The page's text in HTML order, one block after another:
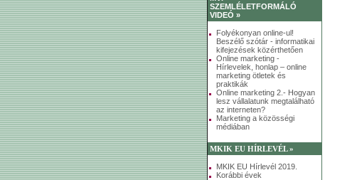
SZEMLÉLETFORMÁLÓ
VIDEÓ »
Folyékonyan online-ul!
Beszélő szótár - informatikai
kifejezések közérthetően
Online marketing -
Hírlevelek, honlap – online
marketing ötletek és
praktikák
Online marketing 2.- Hogyan
lesz vállalatunk megtalálható
az interneten?
Marketing a közösségi
médiában
MKIK EU HÍRLEVÉL »
MKIK EU Hírlevél 2019.
Korábbi évek